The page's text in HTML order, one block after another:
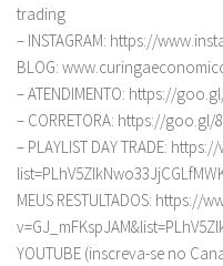
trading
– INSTAGRAM: https://
BLOG:
– ATENDIMENTO: https://
– CORRETORA: https://goo.gl/
– PLAYLIST DAY TRADE:
MEUS RESTULTADOS:
YOUTUBE (inscreva-se no